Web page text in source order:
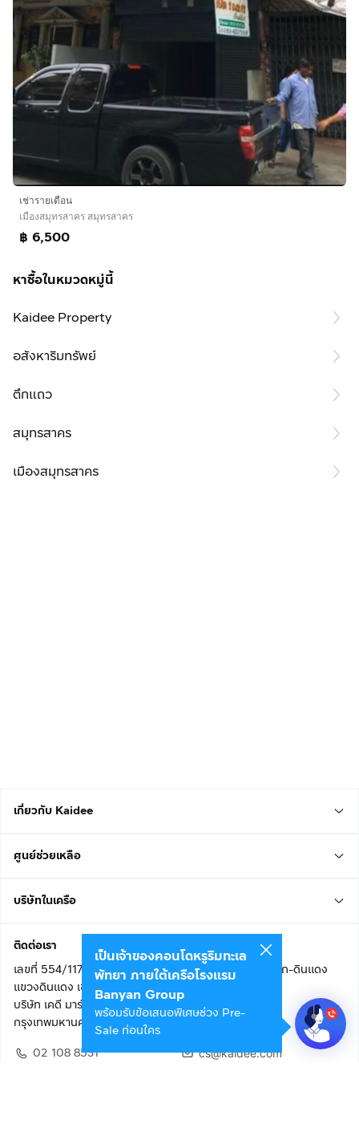
เช่ารายเดือน
เมืองสมุทรสาคร สมุทรสาคร
฿ 6,500
หาซื้อในหมวดหมู่นี้
Kaidee Property
อสังหาริมทรัพย์
ตึกแถว
สมุทรสาคร
เมืองสมุทรสาคร
เกี่ยวกับ Kaidee
ศูนย์ช่วยเหลือ
บริษัทในเครือ
ติดต่อเรา
เลขที่ 554/117 อาคารสกายไนน์ เซ็นเตอร์ ชั้น 22 ถนนอโศก-ดินแดง
แขวงดินแดง เขตดินแดง
บริษัท เคดี มาร์เก็ตเพลส จำกัด (สำนักงานใหญ่)
กรุงเทพมหานคร 10400
02 108 8531
cs@kaidee.com
เป็นเจ้าของคอนโดหรูริมทะเล
พัทยา ภายใต้เครือโรงแรม
Banyan Group
พร้อมรับข้อเสนอพิเศษช่วง Pre-
Sale ก่อนใคร